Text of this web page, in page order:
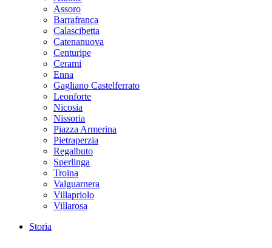
Assoro
Barrafranca
Calascibetta
Catenanuova
Centuripe
Cerami
Enna
Gagliano Castelferrato
Leonforte
Nicosia
Nissoria
Piazza Armerina
Pietraperzia
Regalbuto
Sperlinga
Troina
Valguarnera
Villapriolo
Villarosa
Storia